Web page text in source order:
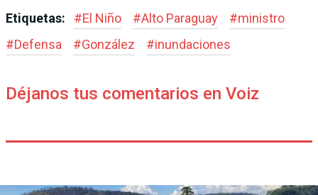
Etiquetas: #El Niño #Alto Paraguay #ministro
#Defensa #González #inundaciones
Déjanos tus comentarios en Voiz